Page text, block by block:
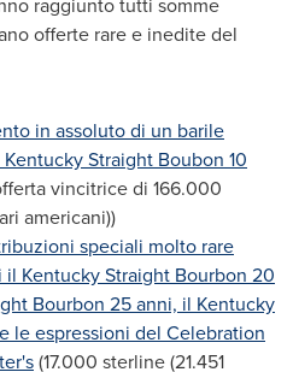
offerte rare e inedite del
in assoluto di un barile
Straight Boubon 10
vincitrice di 166.000
americani))
speciali molto rare
Kentucky Straight Bourbon 20
Bourbon 25 anni, il Kentucky
le espressioni del Celebration
(17.000 sterline (21.451